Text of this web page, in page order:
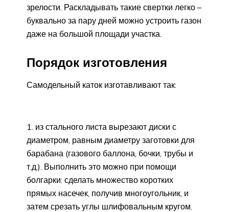
зрелости. Раскладывать такие свертки легко –
буквально за пару дней можно устроить газон
даже на большой площади участка.
Порядок изготовления
Самодельный каток изготавливают так:
из стального листа вырезают диски с
диаметром, равным диаметру заготовки для
барабана (газового баллона, бочки, трубы и
т.д.). Выполнить это можно при помощи
болгарки: сделать множество коротких
прямых насечек, получив многоугольник, и
затем срезать углы шлифовальным кругом.